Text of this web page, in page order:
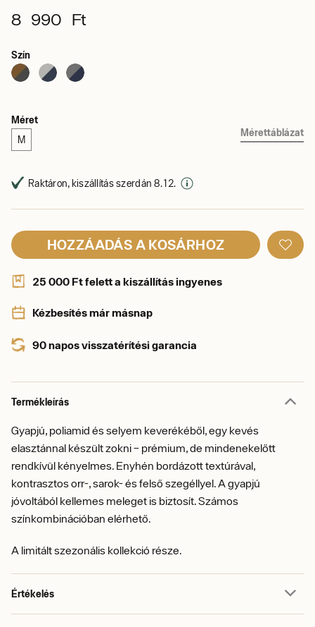
8 990 Ft
Szín
Méret
M
Mérettáblázat
Raktáron, kiszállítás szerdán 8. 12.
HOZZÁADÁS A KOSÁRHOZ
25 000 Ft felett a kiszállítás ingyenes
Kézbesítés már másnap
90 napos visszatérítési garancia
Termékleírás
Gyapjú, poliamid és selyem keverékéből, egy kevés
elasztánnal készült zokni – prémium, de mindenekelőtt
rendkívül kényelmes. Enyhén bordázott textúrával,
kontrasztos orr-, sarok- és felső szegéllyel. A gyapjú
jóvoltából kellemes meleget is biztosít. Számos
színkombinációban elérhető.
A limitált szezonális kollekció része.
Értékelés